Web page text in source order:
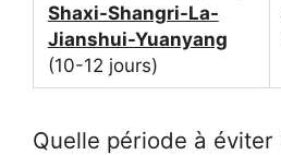
Shaxi-Shangri-La-
Jianshui-Yuanyang
(10-12 jours)
Quelle période à éviter